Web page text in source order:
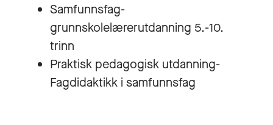
Samfunnsfag-
grunnskolelærerutdanning 5.-10.
trinn
Praktisk pedagogisk utdanning-
Fagdidaktikk i samfunnsfag